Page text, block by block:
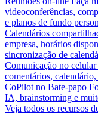
videoconferências,
e planos de fundo
Calendários
empresa, horários
sincronização de
Comunicação no celular
comentários,
CoPilot no Bate-papo
IA, brainstorming e
Veja todos os recursos